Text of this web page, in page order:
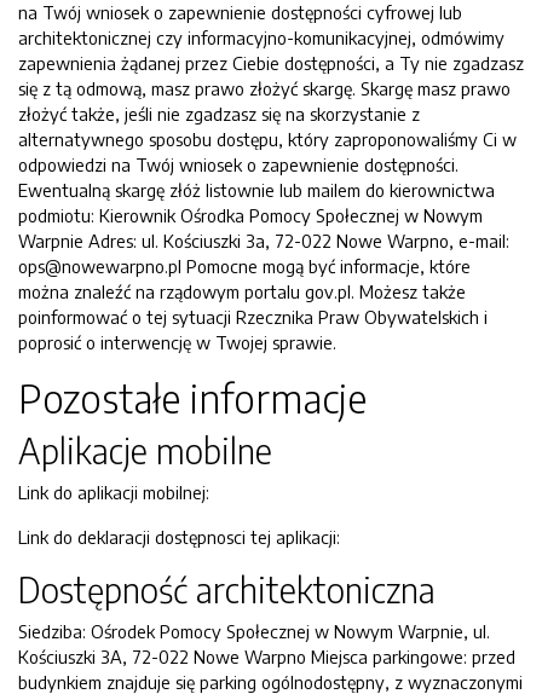
na Twój wniosek o zapewnienie dostępności cyfrowej lub
architektonicznej czy informacyjno-komunikacyjnej, odmówimy
zapewnienia żądanej przez Ciebie dostępności, a Ty nie zgadzasz
się z tą odmową, masz prawo złożyć skargę. Skargę masz prawo
złożyć także, jeśli nie zgadzasz się na skorzystanie z
alternatywnego sposobu dostępu, który zaproponowaliśmy Ci w
odpowiedzi na Twój wniosek o zapewnienie dostępności.
Ewentualną skargę złóż listownie lub mailem do kierownictwa
podmiotu: Kierownik Ośrodka Pomocy Społecznej w Nowym
Warpnie Adres: ul. Kościuszki 3a, 72-022 Nowe Warpno, e-mail:
ops@nowewarpno.pl Pomocne mogą być informacje, które
można znaleźć na rządowym portalu gov.pl. Możesz także
poinformować o tej sytuacji Rzecznika Praw Obywatelskich i
poprosić o interwencję w Twojej sprawie.
Pozostałe informacje
Aplikacje mobilne
Link do aplikacji mobilnej:
Link do deklaracji dostępnosci tej aplikacji:
Dostępność architektoniczna
Siedziba: Ośrodek Pomocy Społecznej w Nowym Warpnie, ul.
Kościuszki 3A, 72-022 Nowe Warpno Miejsca parkingowe: przed
budynkiem znajduje się parking ogólnodostępny, z wyznaczonymi